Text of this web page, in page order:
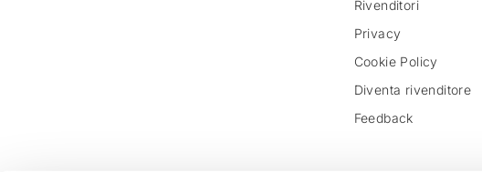
Rivenditori
Privacy
Cookie Policy
Diventa rivenditore
Feedback